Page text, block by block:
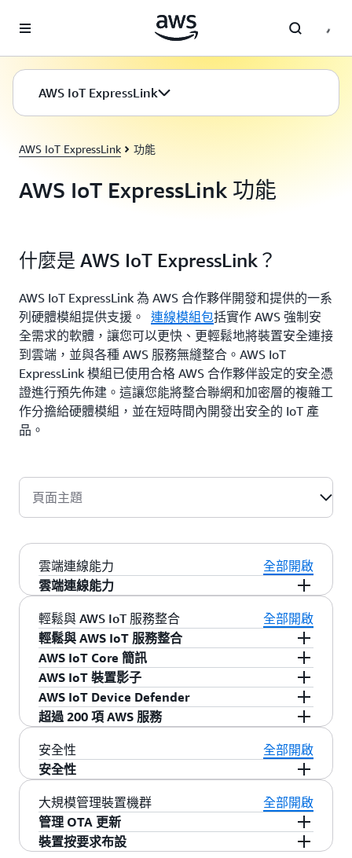
AWS IoT ExpressLink
AWS IoT ExpressLink 功能
AWS IoT ExpressLink 功能
什麼是 AWS IoT ExpressLink？
AWS IoT ExpressLink 為 AWS 合作夥伴開發和提供的一系
列硬體模組提供支援。 連線模組包括實作 AWS 強制安
全需求的軟體，讓您可以更快、更輕鬆地將裝置安全連接
到雲端，並與各種 AWS 服務無縫整合。AWS IoT
ExpressLink 模組已使用合格 AWS 合作夥伴設定的安全憑
證進行預先佈建。這讓您能將整合聯網和加密層的複雜工
作分擔給硬體模組，並在短時間內開發出安全的 IoT 產
品。
頁面主題
雲端連線能力
全部開啟
雲端連線能力
IoT 裝置，讓您能在您的應用程式上收集、存放並
分析裝置資料。每個 AWS 合作夥伴模組均包含可
實作 AWS 規定的安全要求的軟體，讓您無需網路
或加密方面的專業知識，便能安全地直接連接至
雲端。
輕鬆與 AWS IoT 服務整合
全部開啟
輕鬆與 AWS IoT 服務整合
AWS IoT ExpressLink 有助於將產品快速轉換為
IoT 裝置，讓您能在您的應用程式上收集、存放並
分析裝置資料。每個 AWS 合作夥伴模組均包含可
實作 AWS 規定的安全要求的軟體，讓您無需網路
或加密方面的專業知識，便能安全地直接連接至
雲端。
AWS IoT Core 簡訊
具有 AWS IoT ExpressLink 的裝置透過對 MQTT
(發佈/訂閱) 通訊機制的原生支援與
AWS IoT 核心
建立雙向連線。MQTT 是一種佔用空間小且網路
限的微型控制器裝置進行高效通訊。只需傳送
「連接」、「傳送」和「訂閱」這樣的簡單 AWS
雲端通訊。
AWS IoT 裝置影子
使用 AWS IoT ExpressLink 的合作夥伴模組可以建
立和更新AWS 物聯網裝置陰影
文件。無論裝置目
傳送給應用程式和其他服務，如此一來您便可以
隨時查看和修改裝置狀態。支援技術規範 v1.1 的
命名的影子，擷取或更新整個文件，或在更新任
何部分時接收自動通知。
AWS IoT Device Defender
採用 AWS IoT ExpressLink 的合作夥伴模組可以連
助於偵測異常狀況和產生警報的裝置指標。支援
技術規範 v1.1 的模組可以簡單設定一時間區段參
傳送至 AWS IoT Device Defender 服務。
超過 200 項 AWS 服務
Simple Storage Service (Amazon S3)、Amazon
Elastic Compute Cloud (Amazon EC2)、AWS IoT
Core、AWS IoT SiteWise 和 Amazon
SageMaker，以輕鬆實作端對端雲端連線解決方
案。
安全性
全部開啟
安全性
AWS IoT ExpressLink 模組提供了裝置到雲端連線
能力和安全性的最佳實務，因為製造合作夥伴納
入了 AWS 規定的安全要求，旨在幫助保護裝置免
大規模管理裝置機群
全部開啟
管理 OTA 更新
有了 AWS IoT ExpressLink，您可以輕鬆地從
AWS
裝置按要求布設